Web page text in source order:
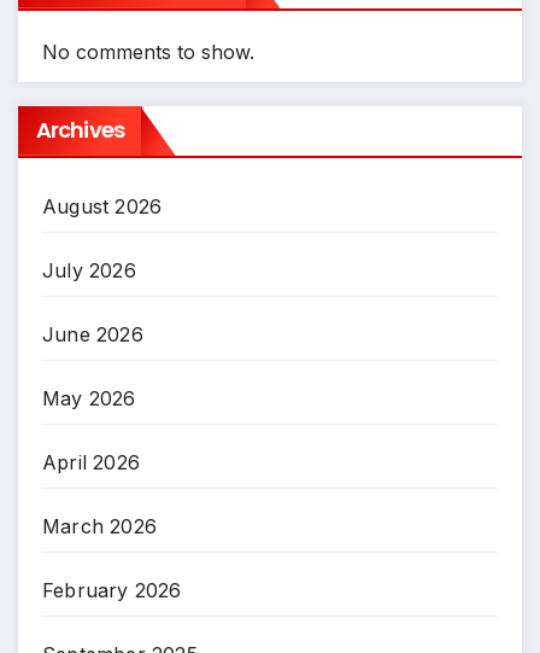
No comments to show.
Archives
August 2026
July 2026
June 2026
May 2026
April 2026
March 2026
February 2026